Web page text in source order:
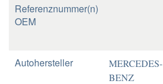
Referenznummer(n)
OEM
Autohersteller
MERCEDES-
BENZ